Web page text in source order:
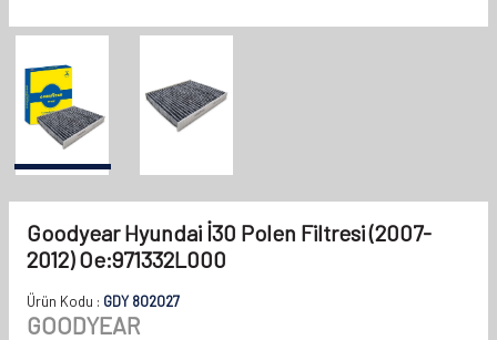
Goodyear Hyundai İ30 Polen Filtresi (2007-
2012) Oe:971332L000
Ürün Kodu : GDY 802027
GOODYEAR